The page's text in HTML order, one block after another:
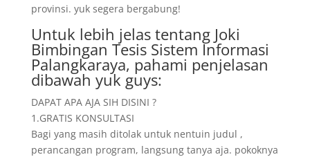
provinsi. yuk segera bergabung!
Untuk lebih jelas tentang Joki
Bimbingan Tesis Sistem Informasi
Palangkaraya, pahami penjelasan
dibawah yuk guys:
DAPAT APA AJA SIH DISINI ?
1.GRATIS KONSULTASI
Bagi yang masih ditolak untuk nentuin judul ,
perancangan program, langsung tanya aja. pokoknya